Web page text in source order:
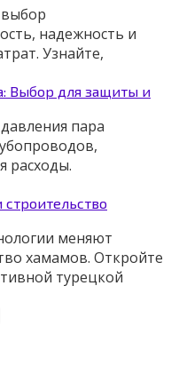
надежность и
Узнайте,
Выбор для защиты и
пара
расходы.
меняют
хамамов. Откройте
турецкой